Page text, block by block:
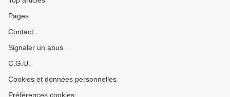
Pages
Contact
Signaler un abus
C.G.U.
Cookies et données personnelles
Préférences cookies